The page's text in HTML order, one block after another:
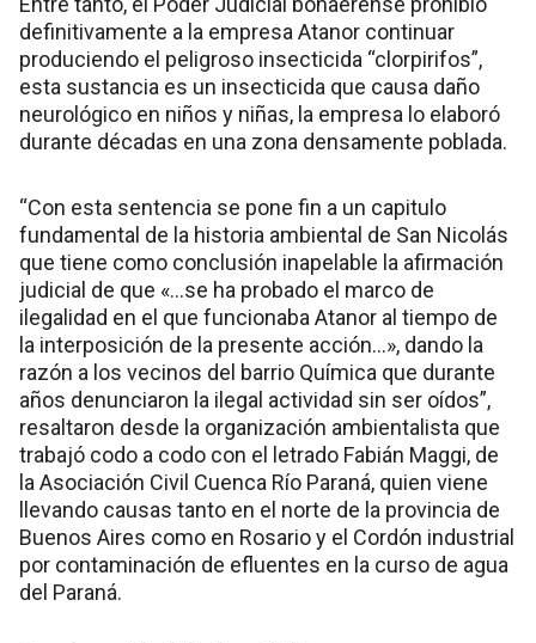
definitivamente a la empresa Atanor continuar
produciendo el peligroso insecticida “clorpirifos”,
esta sustancia es un insecticida que causa daño
neurológico en niños y niñas, la empresa lo elaboró
durante décadas en una zona densamente poblada.
“Con esta sentencia se pone fin a un capitulo
fundamental de la historia ambiental de San Nicolás
que tiene como conclusión inapelable la afirmación
judicial de que «…se ha probado el marco de
ilegalidad en el que funcionaba Atanor al tiempo de
la interposición de la presente acción…», dando la
razón a los vecinos del barrio Química que durante
años denunciaron la ilegal actividad sin ser oídos”,
resaltaron desde la organización ambientalista que
trabajó codo a codo con el letrado Fabián Maggi, de
la Asociación Civil Cuenca Río Paraná, quien viene
llevando causas tanto en el norte de la provincia de
Buenos Aires como en Rosario y el Cordón industrial
por contaminación de efluentes en la curso de agua
del Paraná.